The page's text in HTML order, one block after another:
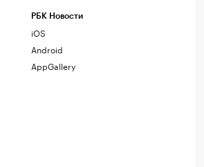
РБК Новости
iOS
Android
AppGallery